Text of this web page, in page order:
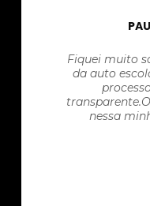
Fiquei muito
da auto
nessa